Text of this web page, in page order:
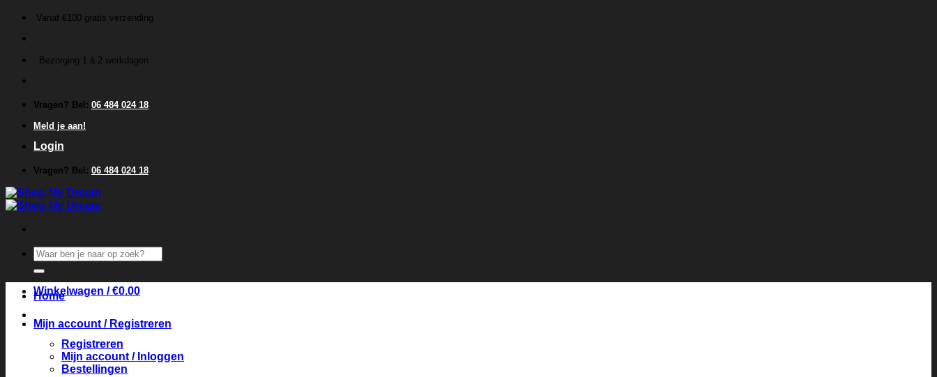
inhoud
Vanaf €100 gratis verzending
Bezorging 1 á 2 werkdagen
Vragen? Bel: 06 484 024 18
Meld je aan!
Login
Vragen? Bel: 06 484 024 18
Zoeken
naar:
Winkelwagen /€0.00
Home
Mijn account / Registreren
Registreren
Mijn account / Inloggen
Bestellingen